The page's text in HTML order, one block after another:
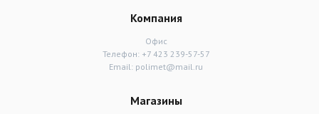
Компания
Офис
Телефон: +7 423 239-57-57
Email: polimet@mail.ru
Магазины